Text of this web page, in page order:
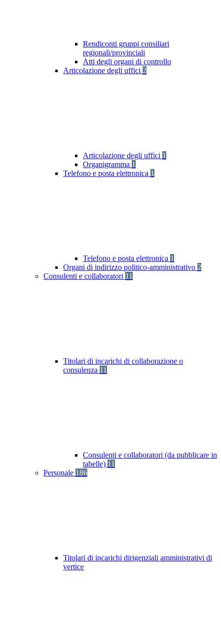
Rendiconti gruppi consiliari
regionali/provinciali
Atti degli organi di controllo
Articolazione degli uffici 2
Articolazione degli uffici 1
Organigramma 1
Telefono e posta elettronica 1
Telefono e posta elettronica 1
Organi di indirizzo politico-amministrativo 2
Consulenti e collaboratori 11
Titolari di incarichi di collaborazione o
consulenza 11
Consulenti e collaboratori (da pubblicare in
tabelle) 11
Personale 186
Titolari di incarichi dirigenziali amministrativi di
vertice